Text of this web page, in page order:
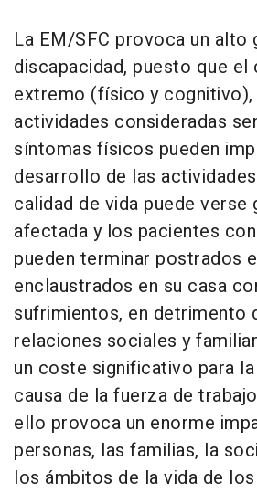
La EM/SFC provoca un alto
discapacidad, puesto que el
extremo (físico y cognitivo),
actividades consideradas
síntomas físicos pueden
desarrollo de las
calidad de vida puede verse
afectada y los pacientes
pueden terminar postrados
enclaustrados en su casa
sufrimientos, en detrimento
relaciones sociales y
un coste significativo para
causa de la fuerza de
ello provoca un enorme
personas, las familias, la
los ámbitos de la vida de